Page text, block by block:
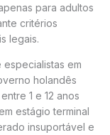
para adultos
critérios
legais.
em
holandês
1 e 12 anos
estágio terminal
insuportável e